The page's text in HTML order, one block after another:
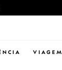
VIAGEM